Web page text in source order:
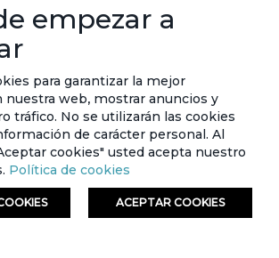
sobre últimas colecciones,
newsletter
SUSCRIBIRSE
2023. Todos los derechos reservados.
empezar a
para garantizar la mejor
nuestra web, mostrar anuncios y
tráfico. No se utilizarán las cookies
de carácter personal. Al
cookies" usted acepta nuestro
Política de cookies
ACEPTAR COOKIES